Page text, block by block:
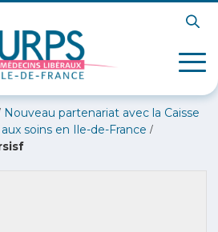
Nouveau partenariat avec la Caisse
soins en Ile-de-France /